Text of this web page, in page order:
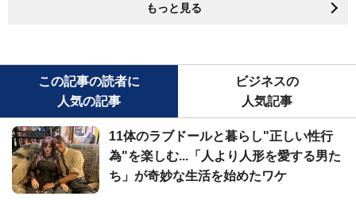
もっと見る
この記事の読者に
人気の記事
ビジネスの
人気記事
11体のラブドールと暮らし"正しい性行
為"を楽しむ...「人より人形を愛する男た
ち」が奇妙な生活を始めたワケ